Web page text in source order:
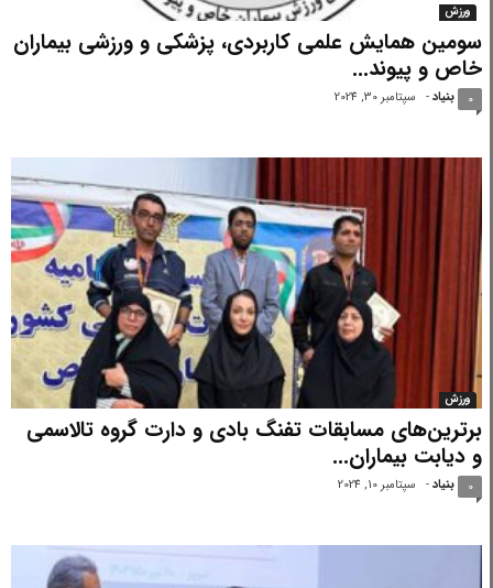
ورزش
سومین همایش علمی کاربردی، پزشکی و ورزشی بیماران
خاص و پیوند...
بنیاد - سپتامبر 30, 2024 0
ورزش
برترین‌های مسابقات تفنگ بادی و دارت گروه تالاسمی
و دیابت بیماران...
بنیاد - سپتامبر 10, 2024 0